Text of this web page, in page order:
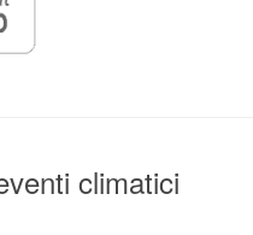
climatici